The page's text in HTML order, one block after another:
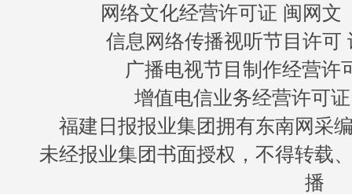
网络文化经营许可证 闽网文
信息网络传播视听节目许可
广播电视节目制作经营许
增值电信业务经营许可
福建日报报业集团拥有东南网采
未经报业集团书面授权，不得转载
播